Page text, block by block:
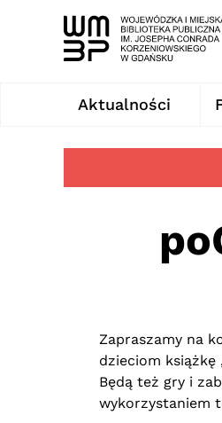
Aktualności
Zapraszamy na
dzieciom książkę
Będą też gry i
wykorzystaniem